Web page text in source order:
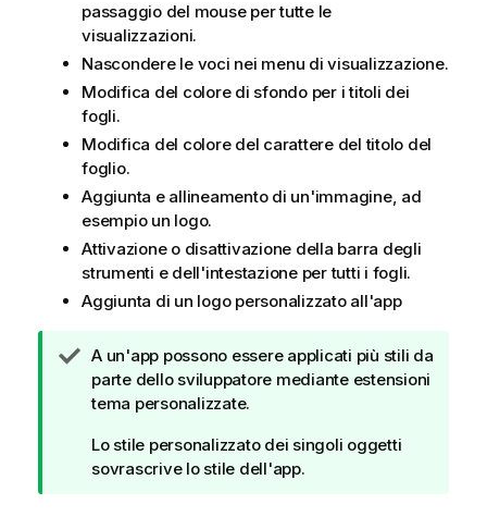
passaggio del mouse per tutte le
visualizzazioni.
Nascondere le voci nei menu di visualizzazione.
Modifica del colore di sfondo per i titoli dei
fogli.
Modifica del colore del carattere del titolo del
foglio.
Aggiunta e allineamento di un'immagine, ad
esempio un logo.
Attivazione o disattivazione della barra degli
strumenti e dell'intestazione per tutti i fogli.
Aggiunta di un logo personalizzato all'app
N
o
t
d
i
A un'app possono essere applicati più stili da
parte dello sviluppatore mediante estensioni
tema personalizzate.
Lo stile personalizzato dei singoli oggetti
sovrascrive lo stile dell'app.